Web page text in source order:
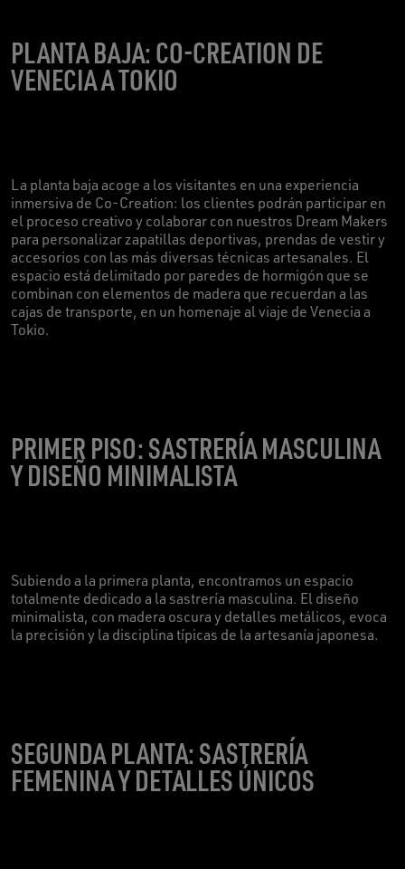
PLANTA BAJA: CO-CREATION DE
VENECIA A TOKIO
La planta baja acoge a los visitantes en una experiencia
inmersiva de Co-Creation: los clientes podrán participar en
el proceso creativo y colaborar con nuestros Dream Makers
para personalizar zapatillas deportivas, prendas de vestir y
accesorios con las más diversas técnicas artesanales. El
espacio está delimitado por paredes de hormigón que se
combinan con elementos de madera que recuerdan a las
cajas de transporte, en un homenaje al viaje de Venecia a
Tokio.
PRIMER PISO: SASTRERÍA MASCULINA
Y DISEÑO MINIMALISTA
Subiendo a la primera planta, encontramos un espacio
totalmente dedicado a la sastrería masculina. El diseño
minimalista, con madera oscura y detalles metálicos, evoca
la precisión y la disciplina típicas de la artesanía japonesa.
SEGUNDA PLANTA: SASTRERÍA
FEMENINA Y DETALLES ÚNICOS